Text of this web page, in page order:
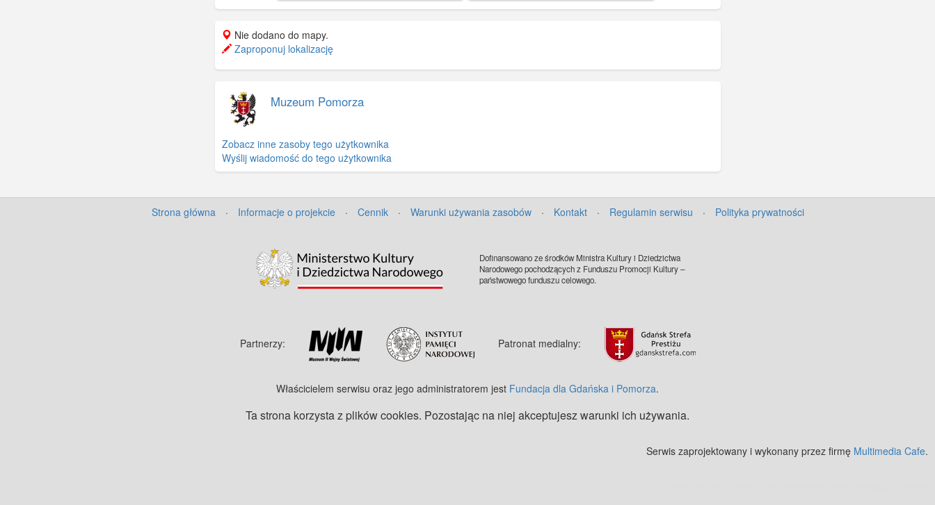
Nie dodano do mapy.
Zaproponuj lokalizację
Muzeum Pomorza
Zobacz inne zasoby tego użytkownika
Wyślij wiadomość do tego użytkownika
Strona główna · Informacje o projekcie · Cennik · Warunki używania zasobów · Kontakt · Regulamin serwisu · Polityka prywatności
Dofinansowano ze środków Ministra Kultury i Dziedzictwa
Narodowego pochodzących z Funduszu Promocji Kultury –
państwowego funduszu celowego.
Partnerzy: Patronat medialny:
Właścicielem serwisu oraz jego administratorem jest Fundacja dla Gdańska i Pomorza.
Ta strona korzysta z plików cookies. Pozostając na niej akceptujesz warunki ich używania.
Serwis zaprojektowany i wykonany przez firmę Multimedia Cafe.